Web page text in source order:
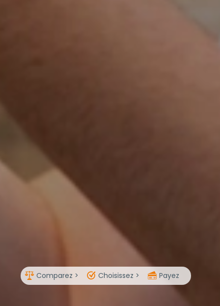
Comparez > Choisissez > Payez